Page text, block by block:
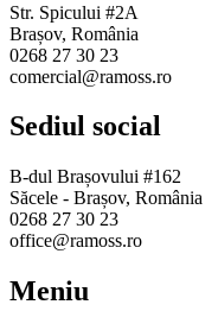
Str. Spicului #2A
Brașov, România
0268 27 30 23
comercial@ramoss.ro
Sediul social
B-dul Brașovului #162
Săcele - Brașov, România
0268 27 30 23
office@ramoss.ro
Meniu